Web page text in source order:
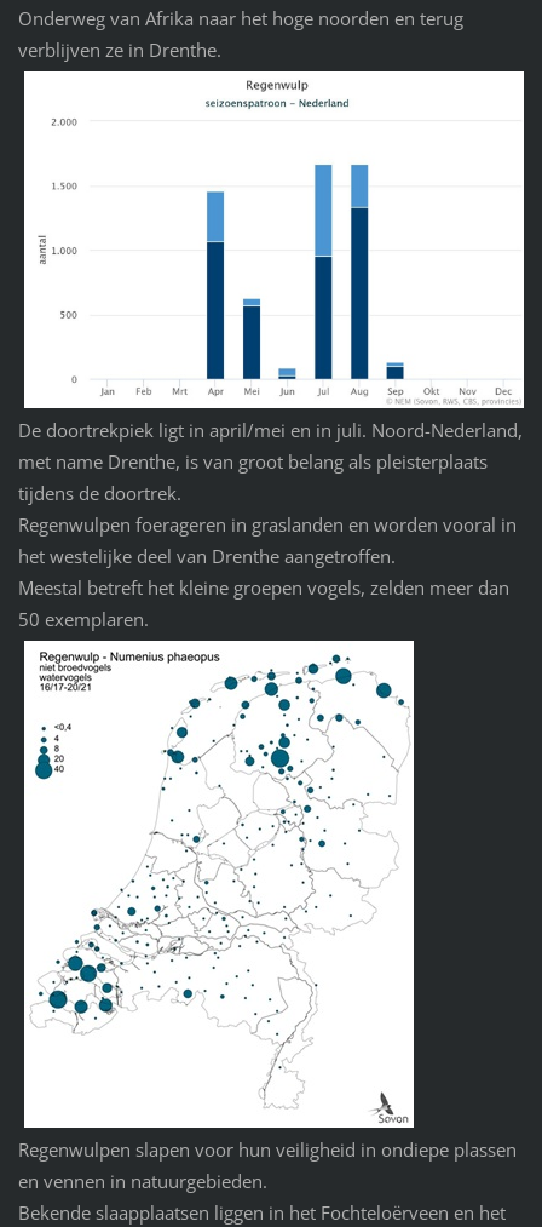
Onderweg van Afrika naar het hoge noorden en terug
verblijven ze in Drenthe.
De doortrekpiek ligt in april/mei en in juli. Noord-Nederland,
met name Drenthe, is van groot belang als pleisterplaats
tijdens de doortrek.
Regenwulpen foerageren in graslanden en worden vooral in
het westelijke deel van Drenthe aangetroffen.
Meestal betreft het kleine groepen vogels, zelden meer dan
50 exemplaren.
Regenwulpen slapen voor hun veiligheid in ondiepe plassen
en vennen in natuurgebieden.
Bekende slaapplaatsen liggen in het Fochteloërveen en het